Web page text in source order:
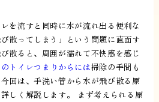
を流すと同時に水が流れ出る便利な
散ってしまう」という問題に直面す
散ると、周囲が濡れて不快感を感じ
トイレつまりからには掃除の手間も
回は、手洗い管から水が飛び散る原
しく解説します。 まず考えられる原